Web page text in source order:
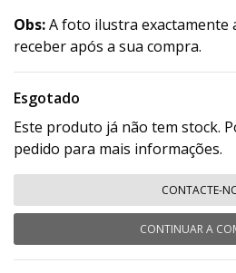
Obs:A foto ilustra exactamente
receber após a sua compra.
Esgotado
Este produto já não tem stock.
pedido para mais informações.
CONTACTE-
CONTINUAR A